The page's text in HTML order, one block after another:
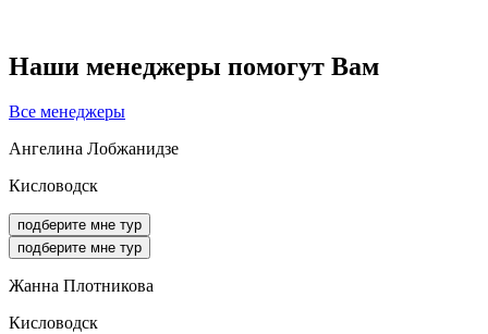
Наши менеджеры помогут Вам
Все менеджеры
Ангелина Лобжанидзе
Кисловодск
подберите мне тур
подберите мне тур
Жанна Плотникова
Кисловодск